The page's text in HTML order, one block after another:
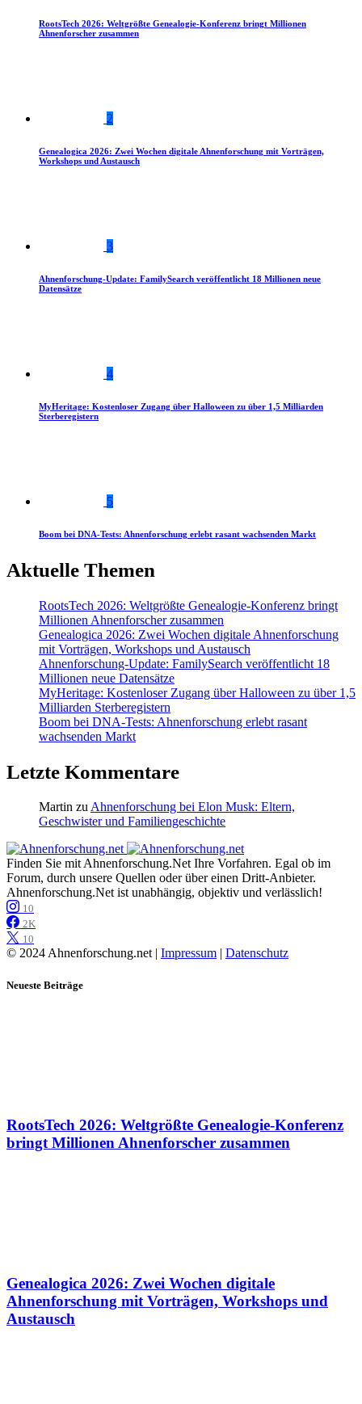
RootsTech 2026: Weltgrößte Genealogie-Konferenz bringt Millionen
Ahnenforscher zusammen
2
Genealogica 2026: Zwei Wochen digitale Ahnenforschung mit Vorträgen,
Workshops und Austausch
3
Ahnenforschung-Update: FamilySearch veröffentlicht 18 Millionen neue
Datensätze
4
MyHeritage: Kostenloser Zugang über Halloween zu über 1,5 Milliarden
Sterberegistern
5
Boom bei DNA-Tests: Ahnenforschung erlebt rasant wachsenden Markt
Aktuelle Themen
RootsTech 2026: Weltgrößte Genealogie-Konferenz bringt
Millionen Ahnenforscher zusammen
Genealogica 2026: Zwei Wochen digitale Ahnenforschung
mit Vorträgen, Workshops und Austausch
Ahnenforschung-Update: FamilySearch veröffentlicht 18
Millionen neue Datensätze
MyHeritage: Kostenloser Zugang über Halloween zu über 1,5
Milliarden Sterberegistern
Boom bei DNA-Tests: Ahnenforschung erlebt rasant
wachsenden Markt
Letzte Kommentare
Martin zu Ahnenforschung bei Elon Musk: Eltern,
Geschwister und Familiengeschichte
Finden Sie mit Ahnenforschung.Net Ihre Vorfahren. Egal ob im
Forum, durch unsere Quellen oder über einen Dritt-Anbieter.
Ahnenforschung.Net ist unabhängig, objektiv und verlässlich!
10
2K
10
© 2024 Ahnenforschung.net | Impressum | Datenschutz
Neueste Beiträge
RootsTech 2026: Weltgrößte Genealogie-Konferenz
bringt Millionen Ahnenforscher zusammen
Genealogica 2026: Zwei Wochen digitale
Ahnenforschung mit Vorträgen, Workshops und
Austausch